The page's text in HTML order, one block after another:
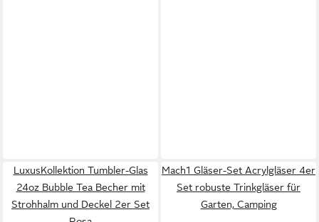
LuxusKollektion Tumbler-Glas
24oz Bubble Tea Becher mit
Strohhalm und Deckel 2er Set
Mach1 Gläser-Set Acrylgläser 4er
Set robuste Trinkgläser für
Garten, Camping